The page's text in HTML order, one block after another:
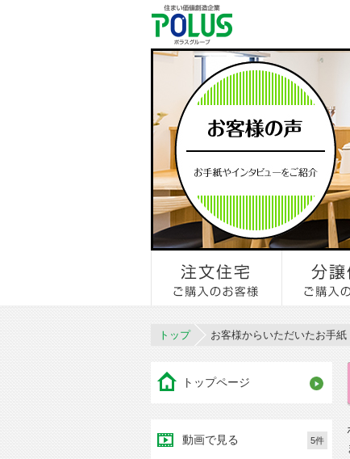
トップ お客様からいただいたお手紙
トップページ
動画で見る 5件